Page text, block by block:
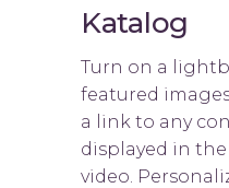
Katalog
Turn on a
featured
a link to any
displayed in
video.